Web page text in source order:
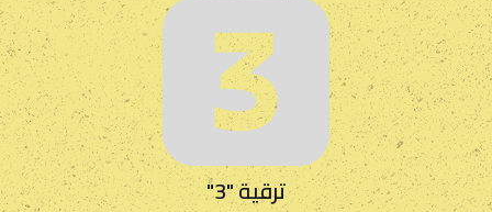
ترقية "3"